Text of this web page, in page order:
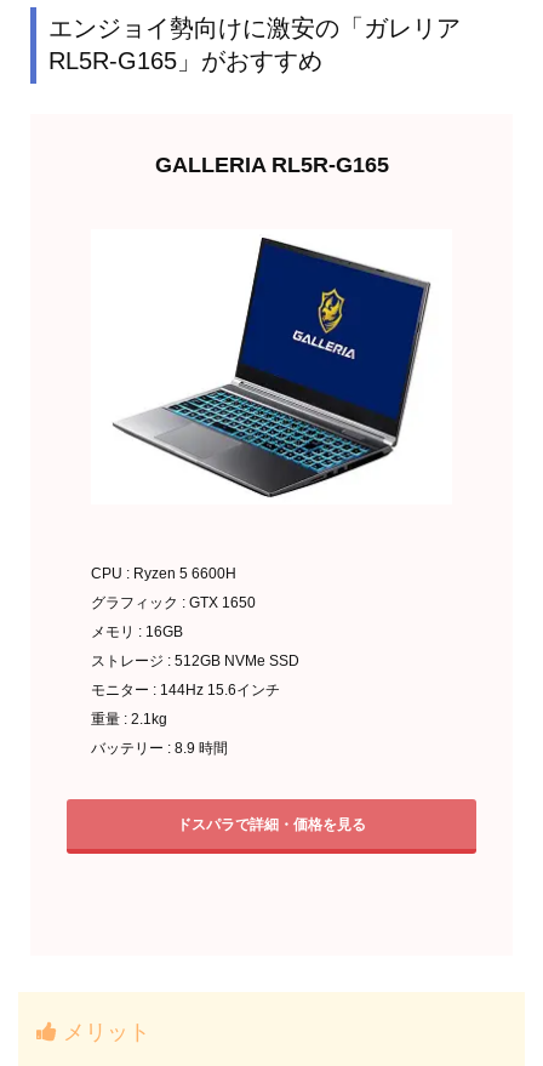
エンジョイ勢向けに激安の「ガレリア
RL5R-G165」がおすすめ
GALLERIA RL5R-G165
CPU : Ryzen 5 6600H
グラフィック : GTX 1650
メモリ : 16GB
ストレージ : 512GB NVMe SSD
モニター : 144Hz 15.6インチ
重量 : 2.1kg
バッテリー : 8.9 時間
ドスパラで詳細・価格を見る
メリット